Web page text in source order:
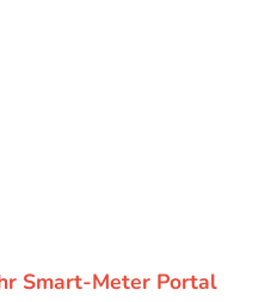
Smart-Meter Portal